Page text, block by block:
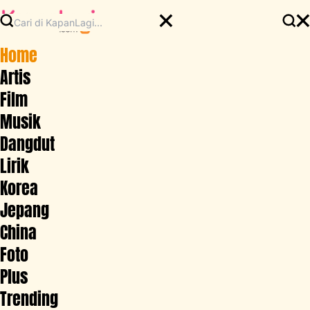
Home
Artis
Film
Musik
Dangdut
Lirik
Korea
Jepang
China
Foto
Plus
Trending